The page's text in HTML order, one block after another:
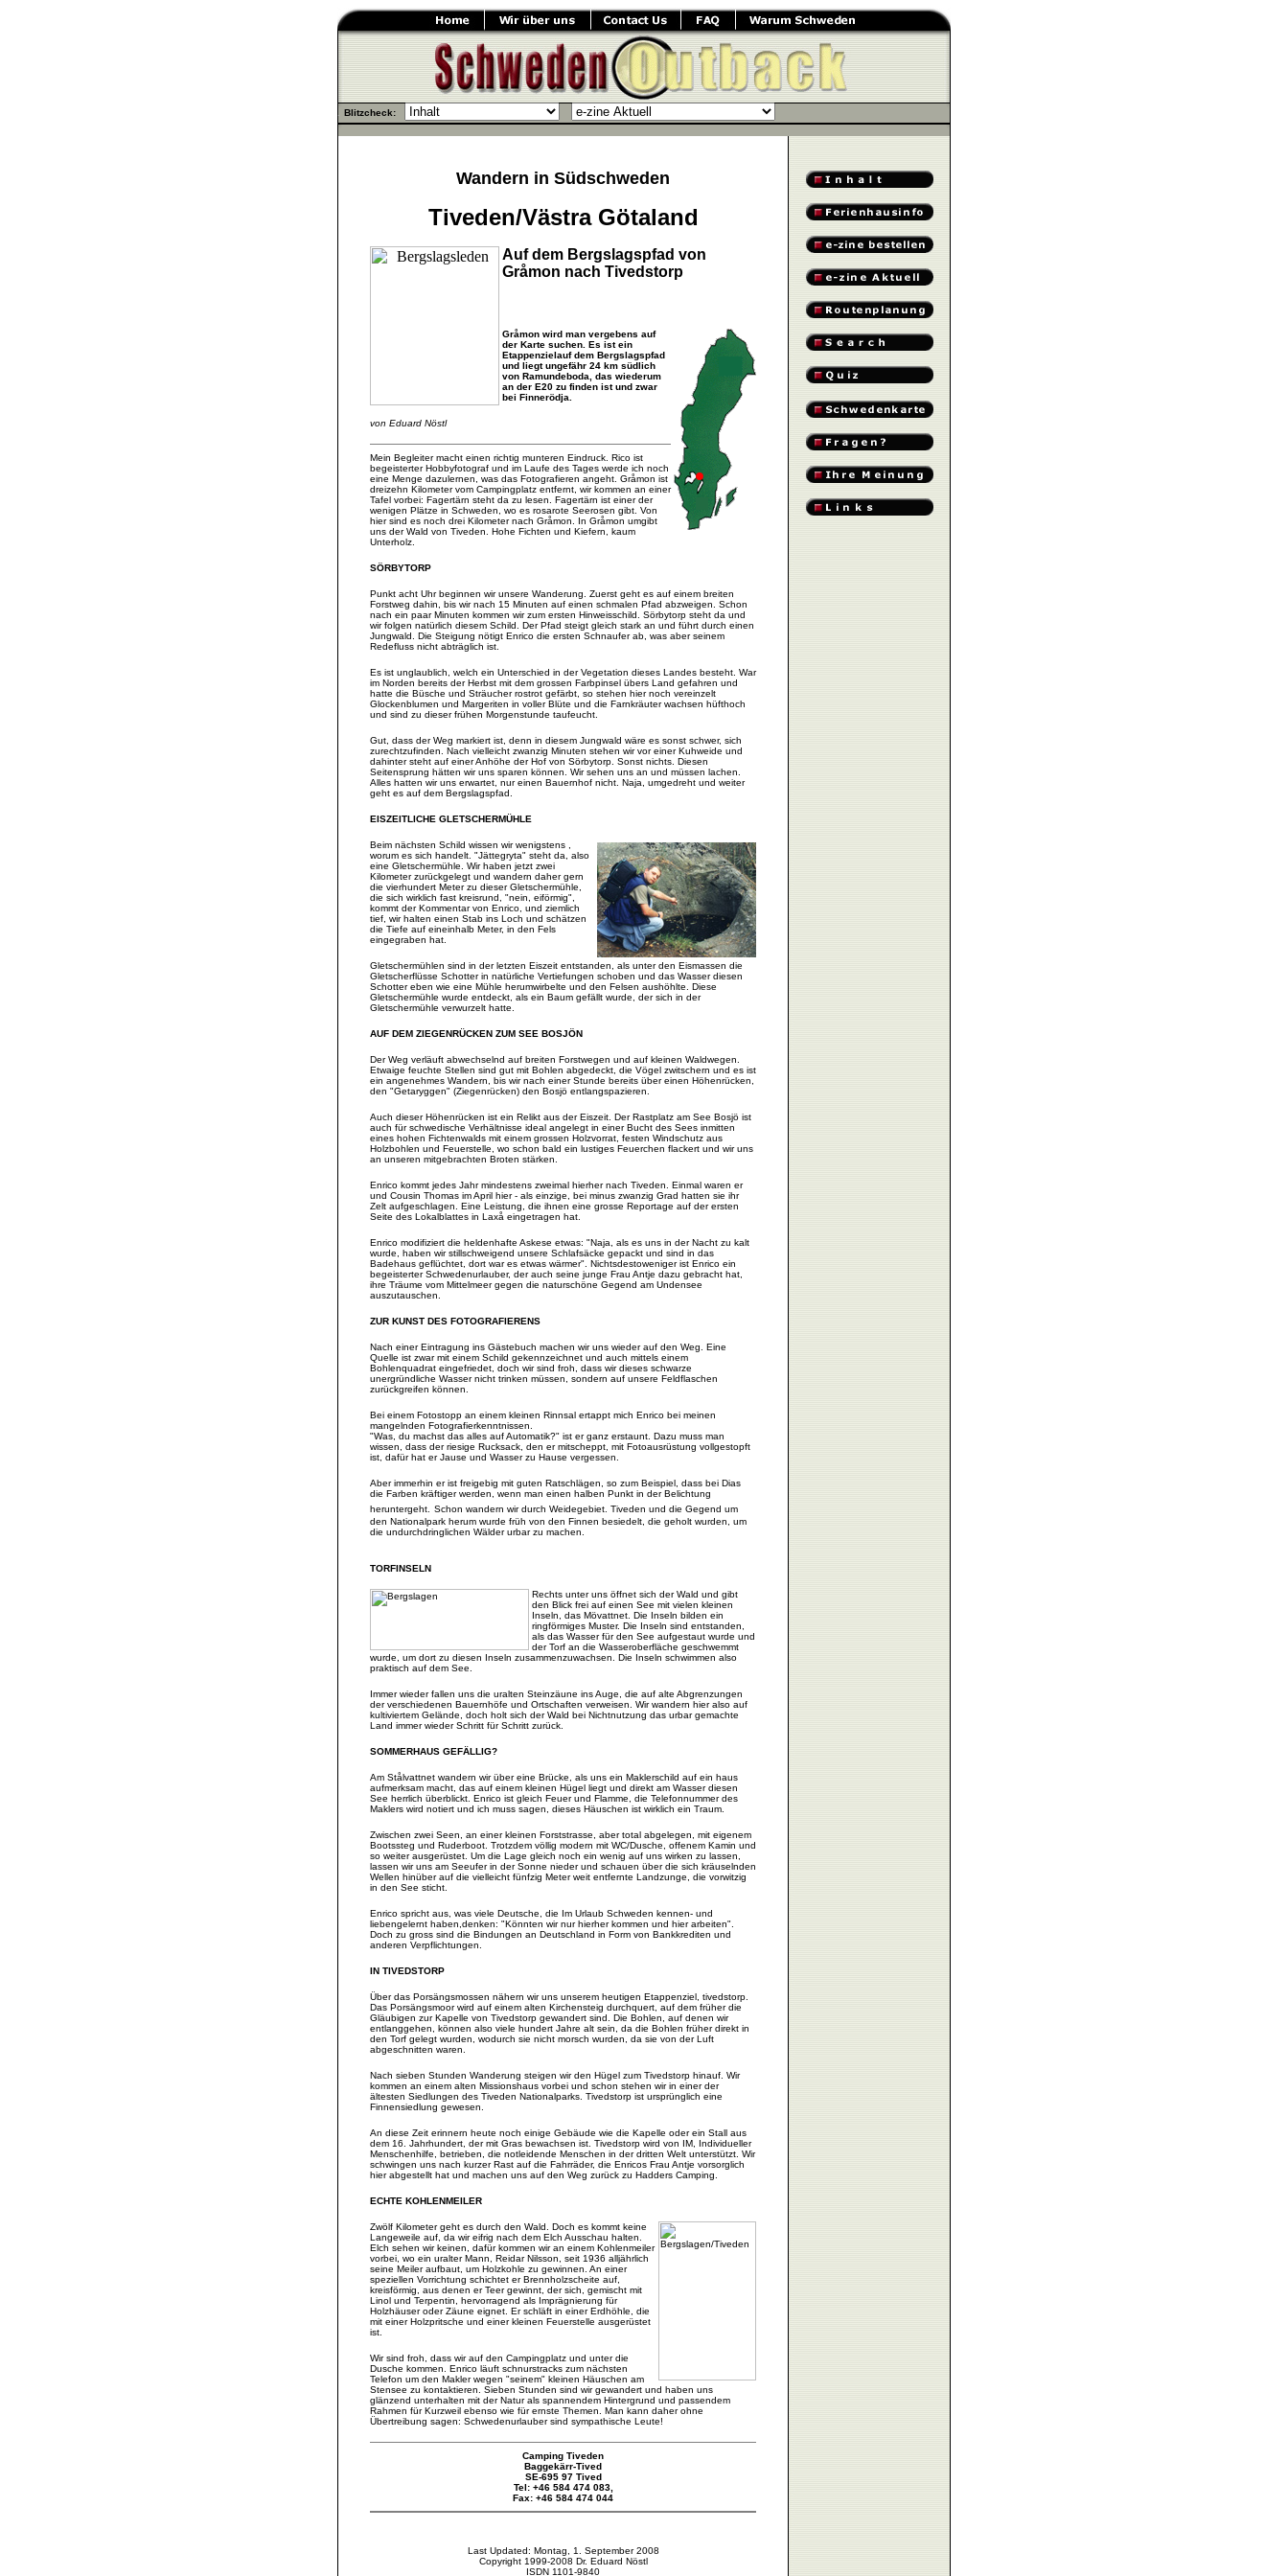
Blitzcheck:
Wandern in Südschweden
Tiveden/Västra Götaland
Auf dem Bergslagspfad von
Gråmon nach Tivedstorp
Gråmon wird man vergebens auf
der Karte suchen. Es ist ein
Etappenzielauf dem Bergslagspfad
und liegt ungefähr 24 km südlich
von Ramundeboda, das wiederum
an der E20 zu finden ist und zwar
bei Finnerödja.
von Eduard Nöstl
Mein Begleiter macht einen richtig munteren Eindruck. Rico ist
begeisterter Hobbyfotograf und im Laufe des Tages werde ich noch
eine Menge dazulernen, was das Fotografieren angeht. Gråmon ist
dreizehn Kilometer vom Campingplatz entfernt, wir kommen an einer
Tafel vorbei: Fagertärn steht da zu lesen. Fagertärn ist einer der
wenigen Plätze in Schweden, wo es rosarote Seerosen gibt. Von
hier sind es noch drei Kilometer nach Gråmon. In Gråmon umgibt
uns der Wald von Tiveden. Hohe Fichten und Kiefern, kaum
Unterholz.
SÖRBYTORP
Punkt acht Uhr beginnen wir unsere Wanderung. Zuerst geht es auf einem breiten
Forstweg dahin, bis wir nach 15 Minuten auf einen schmalen Pfad abzweigen. Schon
nach ein paar Minuten kommen wir zum ersten Hinweisschild. Sörbytorp steht da und
wir folgen natürlich diesem Schild. Der Pfad steigt gleich stark an und führt durch einen
Jungwald. Die Steigung nötigt Enrico die ersten Schnaufer ab, was aber seinem
Redefluss nicht abträglich ist.
Es ist unglaublich, welch ein Unterschied in der Vegetation dieses Landes besteht. War
im Norden bereits der Herbst mit dem grossen Farbpinsel übers Land gefahren und
hatte die Büsche und Sträucher rostrot gefärbt, so stehen hier noch vereinzelt
Glockenblumen und Margeriten in voller Blüte und die Farnkräuter wachsen hüfthoch
und sind zu dieser frühen Morgenstunde taufeucht.
Gut, dass der Weg markiert ist, denn in diesem Jungwald wäre es sonst schwer, sich
zurechtzufinden. Nach vielleicht zwanzig Minuten stehen wir vor einer Kuhweide und
dahinter steht auf einer Anhöhe der Hof von Sörbytorp. Sonst nichts. Diesen
Seitensprung hätten wir uns sparen können. Wir sehen uns an und müssen lachen.
Alles hatten wir uns erwartet, nur einen Bauernhof nicht. Naja, umgedreht und weiter
geht es auf dem Bergslagspfad.
EISZEITLICHE GLETSCHERMÜHLE
Beim nächsten Schild wissen wir wenigstens ,
worum es sich handelt. "Jättegryta" steht da, also
eine Gletschermühle. Wir haben jetzt zwei
Kilometer zurückgelegt und wandern daher gern
die vierhundert Meter zu dieser Gletschermühle,
die sich wirklich fast kreisrund, "nein, eiförmig",
kommt der Kommentar von Enrico, und ziemlich
tief, wir halten einen Stab ins Loch und schätzen
die Tiefe auf eineinhalb Meter, in den Fels
eingegraben hat.
Gletschermühlen sind in der letzten Eiszeit entstanden, als unter den Eismassen die
Gletscherflüsse Schotter in natürliche Vertiefungen schoben und das Wasser diesen
Schotter eben wie eine Mühle herumwirbelte und den Felsen aushöhlte. Diese
Gletschermühle wurde entdeckt, als ein Baum gefällt wurde, der sich in der
Gletschermühle verwurzelt hatte.
AUF DEM ZIEGENRÜCKEN ZUM SEE BOSJÖN
Der Weg verläuft abwechselnd auf breiten Forstwegen und auf kleinen Waldwegen.
Etwaige feuchte Stellen sind gut mit Bohlen abgedeckt, die Vögel zwitschern und es ist
ein angenehmes Wandern, bis wir nach einer Stunde bereits über einen Höhenrücken,
den "Getaryggen" (Ziegenrücken) den Bosjö entlangspazieren.
Auch dieser Höhenrücken ist ein Relikt aus der Eiszeit. Der Rastplatz am See Bosjö ist
auch für schwedische Verhältnisse ideal angelegt in einer Bucht des Sees inmitten
eines hohen Fichtenwalds mit einem grossen Holzvorrat, festen Windschutz aus
Holzbohlen und Feuerstelle, wo schon bald ein lustiges Feuerchen flackert und wir uns
an unseren mitgebrachten Broten stärken.
Enrico kommt jedes Jahr mindestens zweimal hierher nach Tiveden. Einmal waren er
und Cousin Thomas im April hier - als einzige, bei minus zwanzig Grad hatten sie ihr
Zelt aufgeschlagen. Eine Leistung, die ihnen eine grosse Reportage auf der ersten
Seite des Lokalblattes in Laxå eingetragen hat.
Enrico modifiziert die heldenhafte Askese etwas: "Naja, als es uns in der Nacht zu kalt
wurde, haben wir stillschweigend unsere Schlafsäcke gepackt und sind in das
Badehaus geflüchtet, dort war es etwas wärmer". Nichtsdestoweniger ist Enrico ein
begeisterter Schwedenurlauber, der auch seine junge Frau Antje dazu gebracht hat,
ihre Träume vom Mittelmeer gegen die naturschöne Gegend am Undensee
auszutauschen.
ZUR KUNST DES FOTOGRAFIERENS
Nach einer Eintragung ins Gästebuch machen wir uns wieder auf den Weg. Eine
Quelle ist zwar mit einem Schild gekennzeichnet und auch mittels einem
Bohlenquadrat eingefriedet, doch wir sind froh, dass wir dieses schwarze
unergründliche Wasser nicht trinken müssen, sondern auf unsere Feldflaschen
zurückgreifen können.
Bei einem Fotostopp an einem kleinen Rinnsal ertappt mich Enrico bei meinen
mangelnden Fotografierkenntnissen.
"Was, du machst das alles auf Automatik?" ist er ganz erstaunt. Dazu muss man
wissen, dass der riesige Rucksack, den er mitscheppt, mit Fotoausrüstung vollgestopft
ist, dafür hat er Jause und Wasser zu Hause vergessen.
Aber immerhin er ist freigebig mit guten Ratschlägen, so zum Beispiel, dass bei Dias
die Farben kräftiger werden, wenn man einen halben Punkt in der Belichtung
heruntergeht.
Schon wandern wir durch Weidegebiet. Tiveden und die Gegend um
den Nationalpark herum wurde früh von den Finnen besiedelt, die geholt wurden, um
die undurchdringlichen Wälder urbar zu machen.
TORFINSELN
Rechts unter uns öffnet sich der Wald und gibt
den Blick frei auf einen See mit vielen kleinen
Inseln, das Mövattnet. Die Inseln bilden ein
ringförmiges Muster. Die Inseln sind entstanden,
als das Wasser für den See aufgestaut wurde und
der Torf an die Wasseroberfläche geschwemmt
wurde, um dort zu diesen Inseln zusammenzuwachsen. Die Inseln schwimmen also
praktisch auf dem See.
Immer wieder fallen uns die uralten Steinzäune ins Auge, die auf alte Abgrenzungen
der verschiedenen Bauernhöfe und Ortschaften verweisen. Wir wandern hier also auf
kultiviertem Gelände, doch holt sich der Wald bei Nichtnutzung das urbar gemachte
Land immer wieder Schritt für Schritt zurück.
SOMMERHAUS GEFÄLLIG?
Am Stålvattnet wandern wir über eine Brücke, als uns ein Maklerschild auf ein haus
aufmerksam macht, das auf einem kleinen Hügel liegt und direkt am Wasser diesen
See herrlich überblickt. Enrico ist gleich Feuer und Flamme, die Telefonnummer des
Maklers wird notiert und ich muss sagen, dieses Häuschen ist wirklich ein Traum.
Zwischen zwei Seen, an einer kleinen Forststrasse, aber total abgelegen, mit eigenem
Bootssteg und Ruderboot. Trotzdem völlig modern mit WC/Dusche, offenem Kamin und
so weiter ausgerüstet. Um die Lage gleich noch ein wenig auf uns wirken zu lassen,
lassen wir uns am Seeufer in der Sonne nieder und schauen über die sich kräuselnden
Wellen hinüber auf die vielleicht fünfzig Meter weit entfernte Landzunge, die vorwitzig
in den See sticht.
Enrico spricht aus, was viele Deutsche, die Im Urlaub Schweden kennen- und
liebengelernt haben,denken: "Könnten wir nur hierher kommen und hier arbeiten".
Doch zu gross sind die Bindungen an Deutschland in Form von Bankkrediten und
anderen Verpflichtungen.
IN TIVEDSTORP
Über das Porsängsmossen nähern wir uns unserem heutigen Etappenziel, tivedstorp.
Das Porsängsmoor wird auf einem alten Kirchensteig durchquert, auf dem früher die
Gläubigen zur Kapelle von Tivedstorp gewandert sind. Die Bohlen, auf denen wir
entlanggehen, können also viele hundert Jahre alt sein, da die Bohlen früher direkt in
den Torf gelegt wurden, wodurch sie nicht morsch wurden, da sie von der Luft
abgeschnitten waren.
Nach sieben Stunden Wanderung steigen wir den Hügel zum Tivedstorp hinauf. Wir
kommen an einem alten Missionshaus vorbei und schon stehen wir in einer der
ältesten Siedlungen des Tiveden Nationalparks. Tivedstorp ist ursprünglich eine
Finnensiedlung gewesen.
An diese Zeit erinnern heute noch einige Gebäude wie die Kapelle oder ein Stall aus
dem 16. Jahrhundert, der mit Gras bewachsen ist. Tivedstorp wird von IM, Individueller
Menschenhilfe, betrieben, die notleidende Menschen in der dritten Welt unterstützt. Wir
schwingen uns nach kurzer Rast auf die Fahrräder, die Enricos Frau Antje vorsorglich
hier abgestellt hat und machen uns auf den Weg zurück zu Hadders Camping.
ECHTE KOHLENMEILER
Zwölf Kilometer geht es durch den Wald. Doch es kommt keine
Langeweile auf, da wir eifrig nach dem Elch Ausschau halten.
Elch sehen wir keinen, dafür kommen wir an einem Kohlenmeiler
vorbei, wo ein uralter Mann, Reidar Nilsson, seit 1936 alljährlich
seine Meiler aufbaut, um Holzkohle zu gewinnen. An einer
speziellen Vorrichtung schichtet er Brennholzscheite auf,
kreisförmig, aus denen er Teer gewinnt, der sich, gemischt mit
Linol und Terpentin, hervorragend als Imprägnierung für
Holzhäuser oder Zäune eignet. Er schläft in einer Erdhöhle, die
mit einer Holzpritsche und einer kleinen Feuerstelle ausgerüstet
ist.
Wir sind froh, dass wir auf den Campingplatz und unter die
Dusche kommen. Enrico läuft schnurstracks zum nächsten
Telefon um den Makler wegen "seinem" kleinen Häuschen am
Stensee zu kontaktieren. Sieben Stunden sind wir gewandert und haben uns
glänzend unterhalten mit der Natur als spannendem Hintergrund und passendem
Rahmen für Kurzweil ebenso wie für ernste Themen. Man kann daher ohne
Übertreibung sagen: Schwedenurlauber sind sympathische Leute!
Camping Tiveden
Baggekärr-Tived
SE-695 97 Tived
Tel: +46 584 474 083,
Fax: +46 584 474 044
Last Updated: Montag, 1. September 2008
Copyright 1999-2008 Dr. Eduard Nöstl
ISDN 1101-9840